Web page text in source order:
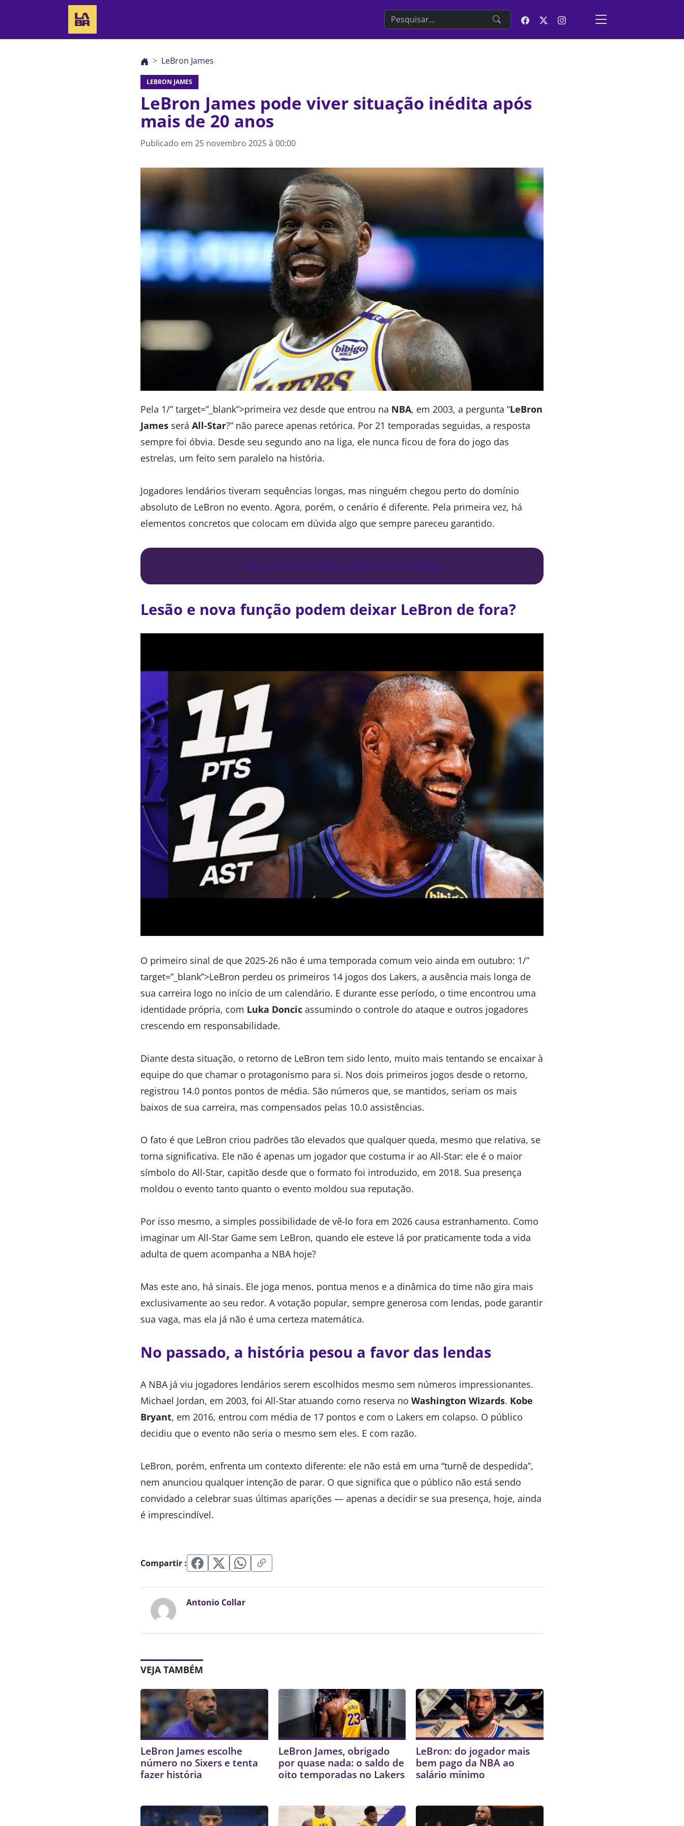
Search the website
LeBron James
LEBRON JAMES
LeBron James pode viver situação inédita após
mais de 20 anos
Publicado em 25 novembro 2025 à 00:00
Pela 1/” target=”_blank”>primeira vez desde que entrou na NBA, em 2003, a pergunta “LeBron
James será All-Star?” não parece apenas retórica. Por 21 temporadas seguidas, a resposta
sempre foi óbvia. Desde seu segundo ano na liga, ele nunca ficou de fora do jogo das
estrelas, um feito sem paralelo na história.
Jogadores lendários tiveram sequências longas, mas ninguém chegou perto do domínio
absoluto de LeBron no evento. Agora, porém, o cenário é diferente. Pela primeira vez, há
elementos concretos que colocam em dúvida algo que sempre pareceu garantido.
FAÇA PARTE DO NOSSO GRUPO NO TELEGRAM
Lesão e nova função podem deixar LeBron de fora?
O primeiro sinal de que 2025-26 não é uma temporada comum veio ainda em outubro: 1/”
target=”_blank”>LeBron perdeu os primeiros 14 jogos dos Lakers, a ausência mais longa de
sua carreira logo no início de um calendário. E durante esse período, o time encontrou uma
identidade própria, com Luka Doncic assumindo o controle do ataque e outros jogadores
crescendo em responsabilidade.
Diante desta situação, o retorno de LeBron tem sido lento, muito mais tentando se encaixar à
equipe do que chamar o protagonismo para si. Nos dois primeiros jogos desde o retorno,
registrou 14.0 pontos pontos de média. São números que, se mantidos, seriam os mais
baixos de sua carreira, mas compensados pelas 10.0 assistências.
O fato é que LeBron criou padrões tão elevados que qualquer queda, mesmo que relativa, se
torna significativa. Ele não é apenas um jogador que costuma ir ao All-Star: ele é o maior
símbolo do All-Star, capitão desde que o formato foi introduzido, em 2018. Sua presença
moldou o evento tanto quanto o evento moldou sua reputação.
Por isso mesmo, a simples possibilidade de vê-lo fora em 2026 causa estranhamento. Como
imaginar um All-Star Game sem LeBron, quando ele esteve lá por praticamente toda a vida
adulta de quem acompanha a NBA hoje?
Mas este ano, há sinais. Ele joga menos, pontua menos e a dinâmica do time não gira mais
exclusivamente ao seu redor. A votação popular, sempre generosa com lendas, pode garantir
sua vaga, mas ela já não é uma certeza matemática.
No passado, a história pesou a favor das lendas
A NBA já viu jogadores lendários serem escolhidos mesmo sem números impressionantes.
Michael Jordan, em 2003, foi All-Star atuando como reserva no Washington Wizards. Kobe
Bryant, em 2016, entrou com média de 17 pontos e com o Lakers em colapso. O público
decidiu que o evento não seria o mesmo sem eles. E com razão.
LeBron, porém, enfrenta um contexto diferente: ele não está em uma “turnê de despedida”,
nem anunciou qualquer intenção de parar. O que significa que o público não está sendo
convidado a celebrar suas últimas aparições — apenas a decidir se sua presença, hoje, ainda
é imprescindível.
Compartir :
Antonio Collar
VEJA TAMBÉM
LeBron James escolhe
número no Sixers e tenta
fazer história
LeBron James, obrigado
por quase nada: o saldo de
oito temporadas no Lakers
LeBron: do jogador mais
bem pago da NBA ao
salário mínimo